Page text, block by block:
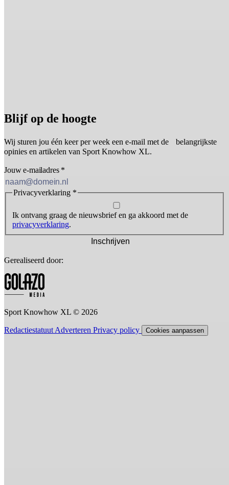
Blijf op de hoogte
Wij sturen jou één keer per week een e-mail met de belangrijkste
opinies en artikelen van Sport Knowhow XL.
Jouw e-mailadres *
Privacyverklaring *
Ik ontvang graag de nieuwsbrief en ga akkoord met de
privacyverklaring.
Inschrijven
Gerealiseerd door:
Sport Knowhow XL © 2026
Redactiestatuut Adverteren Privacy policy Cookies aanpassen